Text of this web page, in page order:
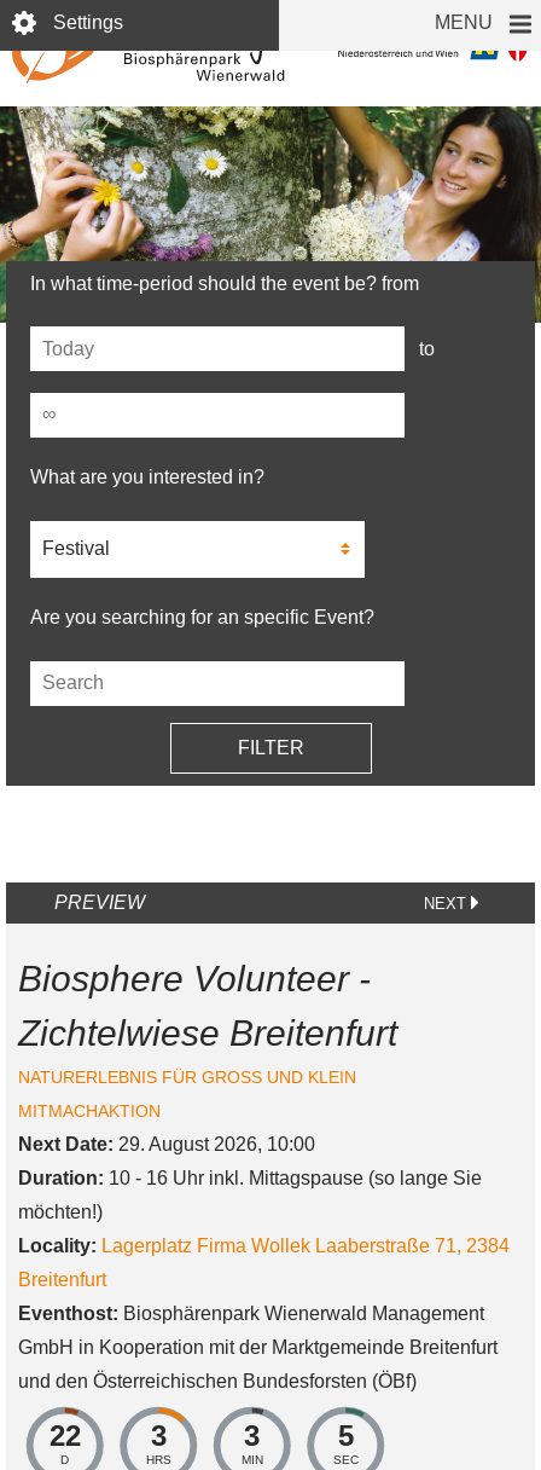
Skip
to
main
content
Settings MENU
Events
In what time-period should the event be? from
Date
(field_event_date)
to
Date
(field_event_date)
What are you interested in?
Kategorie
Are you searching for an specific Event?
Feld-
Filter
PREVIEW PAGINATION
NEXT
NEXT
Biosphere Volunteer -
Zichtelwiese Breitenfurt
NATURERLEBNIS FÜR GROSS UND KLEIN
MITMACHAKTION
Next Date: 29. August 2026, 10:00
Duration: 10 - 16 Uhr inkl. Mittagspause (so lange Sie
möchten!)
Locality: Lagerplatz Firma Wollek Laaberstraße 71, 2384
Breitenfurt
Eventhost: Biosphärenpark Wienerwald Management
GmbH in Kooperation mit der Marktgemeinde Breitenfurt
und den Österreichischen Bundesforsten (ÖBf)
22
D
3
HRS
3
MIN
5
SEC